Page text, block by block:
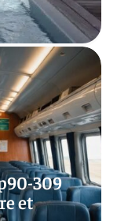
309
et